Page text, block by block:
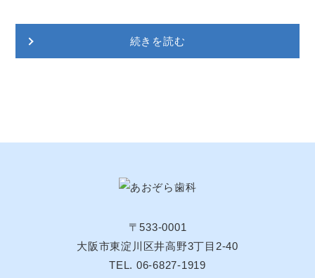
続きを読む
〒533-0001
大阪市東淀川区井高野3丁目2-40
TEL. 06-6827-1919